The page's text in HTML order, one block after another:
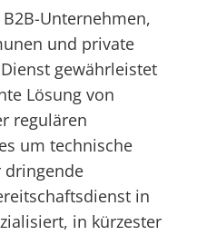
Unternehmen,
und private
gewährleistet
Lösung von
regulären
um technische
dringende
in
in kürzester